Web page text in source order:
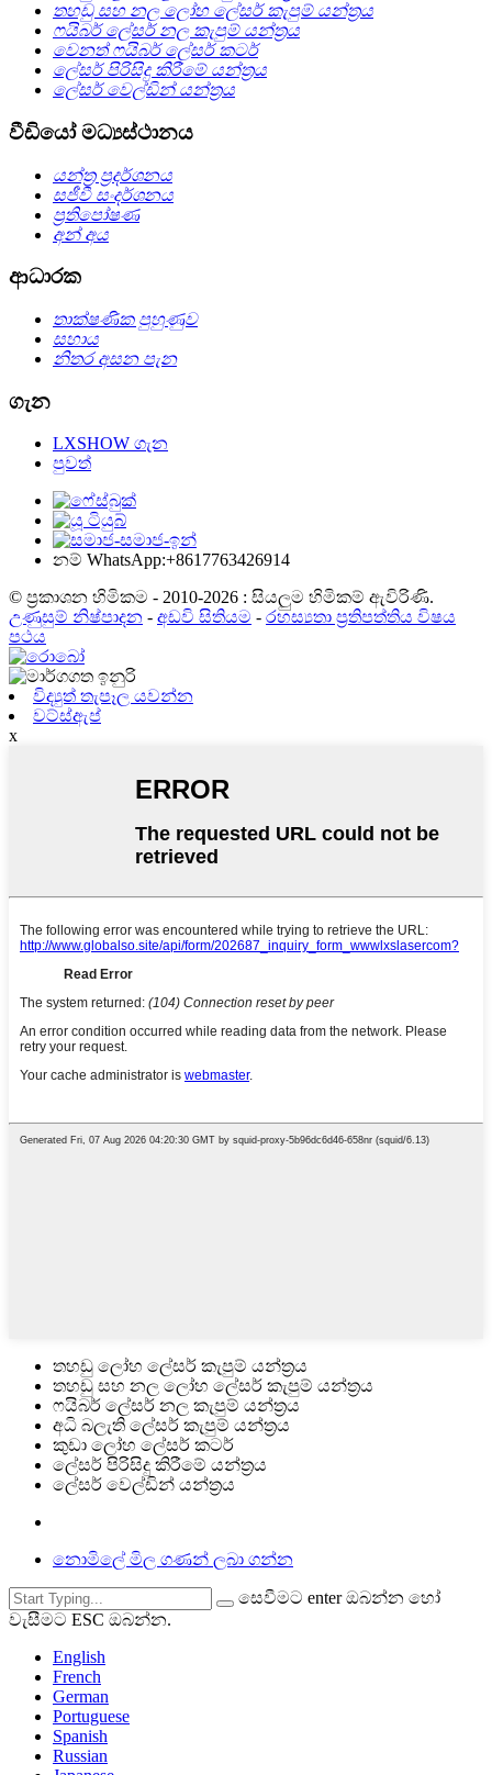
තහඩු සහ නල ලෝහ ලේසර් කැපුම් යන්ත්‍රය
ෆයිබර් ලේසර් නල කැපුම් යන්ත්‍රය
වෙනත් ෆයිබර් ලේසර් කටර්
ලේසර් පිරිසිදු කිරීමේ යන්ත්‍රය
ලේසර් වෙල්ඩින් යන්ත්‍රය
වීඩියෝ මධ්‍යස්ථානය
යන්ත්‍ර ප්‍රදර්ශනය
සජීවී සංදර්ශනය
ප්‍රතිපෝෂණ
අන් අය
ආධාරක
තාක්ෂණික පුහුණුව
සහාය
නිතර අසන පැන
ගැන
LXSHOW ගැන
පුවත්
නම් WhatsApp:+8617763426914
© ප්‍රකාශන හිමිකම - 2010-2026 : සියලුම හිමිකම් ඇවිරිණි.
උණුසුම් නිෂ්පාදන - අඩවි සිතියම - රහස්‍යතා ප්‍රතිපත්තිය විෂය
පථය
විද්‍යුත් තැපෑල යවන්න
වට්ස්ඇප්
x
තහඩු ලෝහ ලේසර් කැපුම් යන්ත්‍රය
තහඩු සහ නල ලෝහ ලේසර් කැපුම් යන්ත්‍රය
ෆයිබර් ලේසර් නල කැපුම් යන්ත්‍රය
අධි බලැති ලේසර් කැපුම් යන්ත්‍රය
කුඩා ලෝහ ලේසර් කටර්
ලේසර් පිරිසිදු කිරීමේ යන්ත්‍රය
ලේසර් වෙල්ඩින් යන්ත්‍රය
නොමිලේ මිල ගණන් ලබා ගන්න
සෙවීමට enter ඔබන්න හෝ
වැසීමට ESC ඔබන්න.
English
French
German
Portuguese
Spanish
Russian